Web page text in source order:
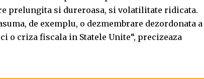
prelungita si dureroasa, si volatilitate ridicata.
de exemplu, o dezmembrare dezordonata a
o criza fiscala in Statele Unite“, precizeaza